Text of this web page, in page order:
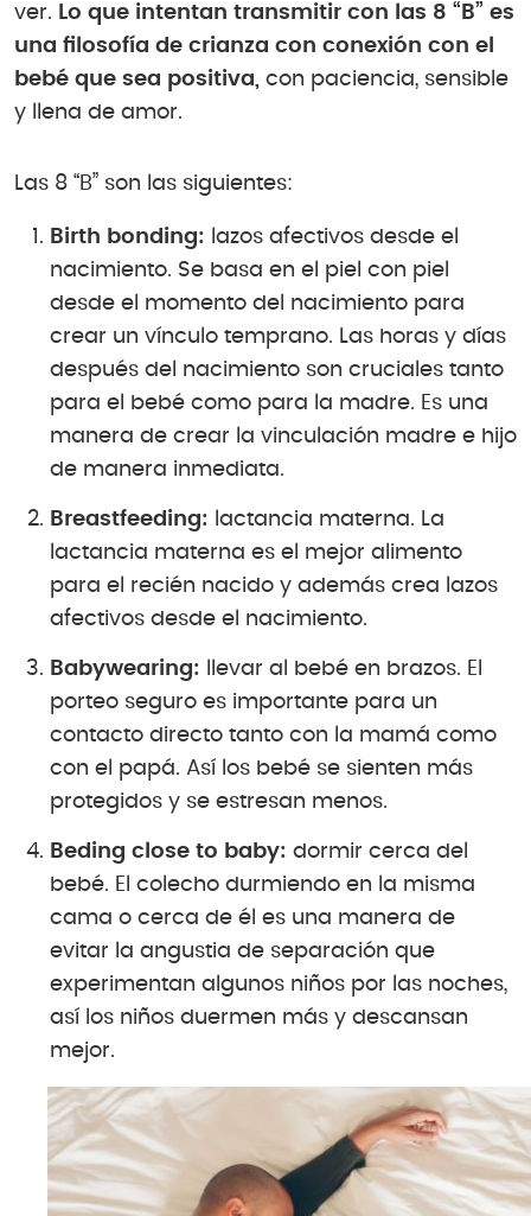
ver. Lo que intentan transmitir con las 8 “B” es
una filosofía de crianza con conexión con el
bebé que sea positiva, con paciencia, sensible
y llena de amor.
Las 8 “B” son las siguientes:
Birth bonding: lazos afectivos desde el
nacimiento. Se basa en el piel con piel
desde el momento del nacimiento para
crear un vínculo temprano. Las horas y días
después del nacimiento son cruciales tanto
para el bebé como para la madre. Es una
manera de crear la vinculación madre e hijo
de manera inmediata.
Breastfeeding: lactancia materna. La
lactancia materna es el mejor alimento
para el recién nacido y además crea lazos
afectivos desde el nacimiento.
Babywearing: llevar al bebé en brazos. El
porteo seguro es importante para un
contacto directo tanto con la mamá como
con el papá. Así los bebé se sienten más
protegidos y se estresan menos.
Beding close to baby: dormir cerca del
bebé. El colecho durmiendo en la misma
cama o cerca de él es una manera de
evitar la angustia de separación que
experimentan algunos niños por las noches,
así los niños duermen más y descansan
mejor.